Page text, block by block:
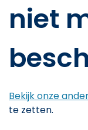
niet
Bekijk onze
te zetten.